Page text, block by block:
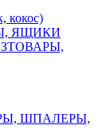
кокос)
ЯЩИКИ
ШПАЛЕРЫ,